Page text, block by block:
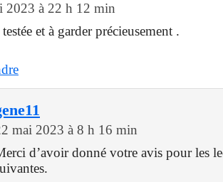
2023 à 22 h 12 min
testée et à garder précieusement .
mai 2023 à 8 h 16 min
d’avoir donné votre avis pour les